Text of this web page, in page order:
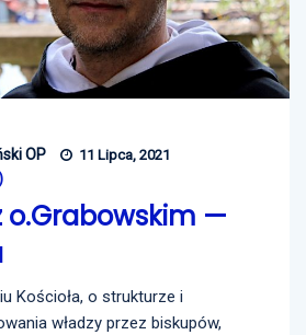
OP 11 Lipca, 2021
)
o.Grabowskim —
Kościoła, o strukturze i
władzy przez biskupów,